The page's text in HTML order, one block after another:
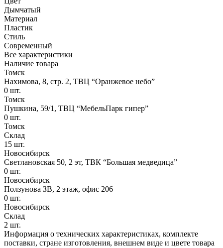
Дымчатый
Материал
Пластик
Стиль
Современный
Все характеристики
Наличие товара
Томск
Нахимова, 8, стр. 2​, ТВЦ “Оранжевое небо​”
0 шт.
Томск
Пушкина, 59/1, ТВЦ “МебельПарк гипер”
0 шт.
Томск
Склад
15 шт.
Новосибирск
Светлановская 50, 2 эт, ТВК “Большая медведица”
0 шт.
Новосибирск
Ползунова ЗВ, 2 этаж, офис 206
0 шт.
Новосибирск
Склад
2 шт.
Информация о технических характеристиках, комплекте
поставки, стране изготовления, внешнем виде и цвете товара